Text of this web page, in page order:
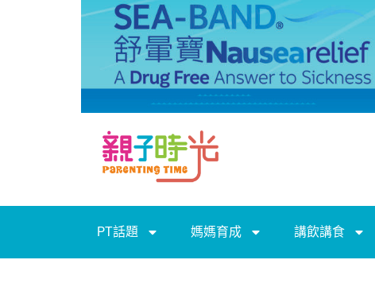
PT話題 媽媽育成 講飲講食